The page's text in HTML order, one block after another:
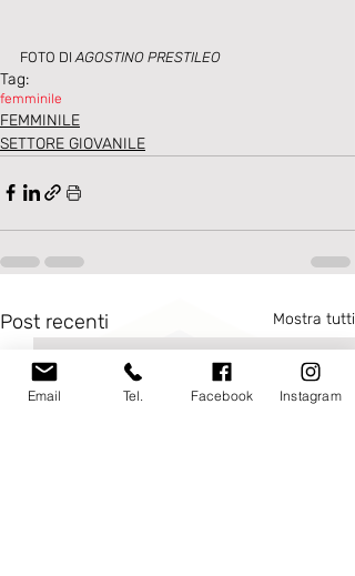
FOTO DI AGOSTINO PRESTILEO
Tag:
femminile
FEMMINILE
SETTORE GIOVANILE
Post recenti Mostra tutti
Email Tel. Facebook Instagram